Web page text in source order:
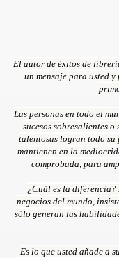
El autor de éxitos de
un mensaje para usted
Las personas en todo el
sucesos sobresalientes
talentosas logran todo su
mantienen en la
comprobada, para
¿Cuál es la
negocios del mundo,
sólo generan las
Es lo que usted añade a